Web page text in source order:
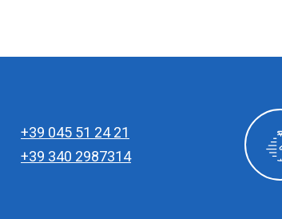
+39 045 51 24 21
+39 340 2987314